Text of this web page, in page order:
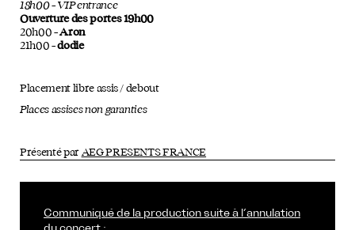
Communiqué de la production suite à l’annulation
18h00 – VIP entrance
Ouverture des portes 19h00
20h00 –Aron
21h00 –dodie
Placement libre assis / debout
Places assises non garanties
Présenté par AEG PRESENTS FRANCE